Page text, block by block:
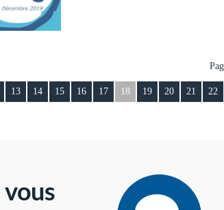
13 14 15 16 17 18 19 20 21 22